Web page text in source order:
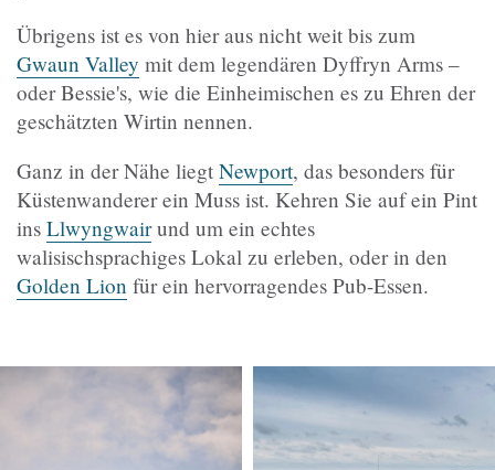
Übrigens ist es von hier aus nicht weit bis zum
Gwaun Valley mit dem legendären Dyffryn Arms –
oder Bessie's, wie die Einheimischen es zu Ehren der
geschätzten Wirtin nennen.
Ganz in der Nähe liegt Newport, das besonders für
Küstenwanderer ein Muss ist. Kehren Sie auf ein Pint
ins Llwyngwairund um ein echtes
walisischsprachiges Lokal zu erleben, oder in den
Golden Lion für ein hervorragendes Pub-Essen.